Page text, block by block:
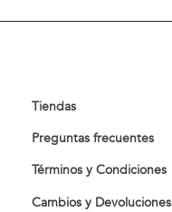
Tiendas
Preguntas frecuentes
Términos y Condiciones
Cambios y Devoluciones